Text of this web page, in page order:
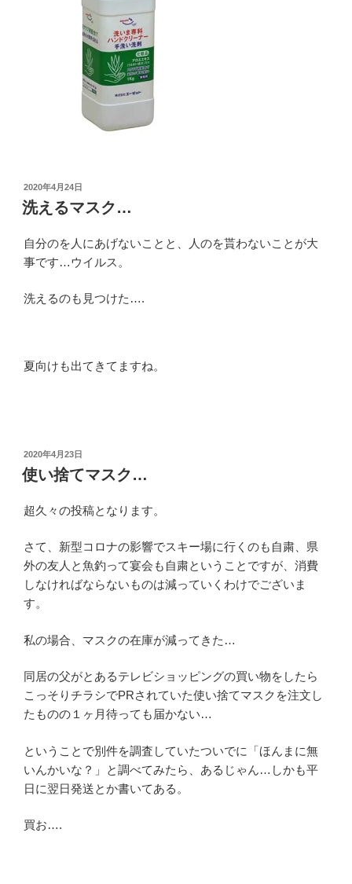
投
稿
日:
2020年4月24日
洗えるマスク…
自分のを人にあげないことと、人のを貰わないことが大
事です…ウイルス。
洗えるのも見つけた….
夏向けも出てきてますね。
投
稿
日:
2020年4月23日
使い捨てマスク…
超久々の投稿となります。
さて、新型コロナの影響でスキー場に行くのも自粛、県
外の友人と魚釣って宴会も自粛ということですが、消費
しなければならないものは減っていくわけでございま
す。
私の場合、マスクの在庫が減ってきた…
同居の父がとあるテレビショッピングの買い物をしたら
こっそりチラシでPRされていた使い捨てマスクを注文し
たものの１ヶ月待っても届かない…
ということで別件を調査していたついでに「ほんまに無
いんかいな？」と調べてみたら、あるじゃん…しかも平
日に翌日発送とか書いてある。
買お….